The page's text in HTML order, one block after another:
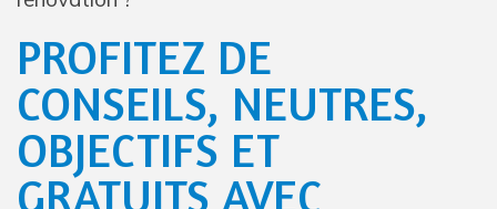
PROFITEZ DE
CONSEILS, NEUTRES,
OBJECTIFS ET
GRATUITS AVEC